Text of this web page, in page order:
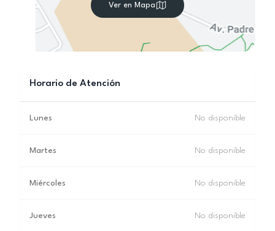
Ver en Mapa
Horario de Atención
Lunes No disponible
Martes No disponible
Miércoles No disponible
Jueves No disponible